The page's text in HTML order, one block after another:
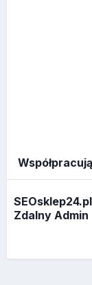
SEOsklep24.pl
Zdalny Admin